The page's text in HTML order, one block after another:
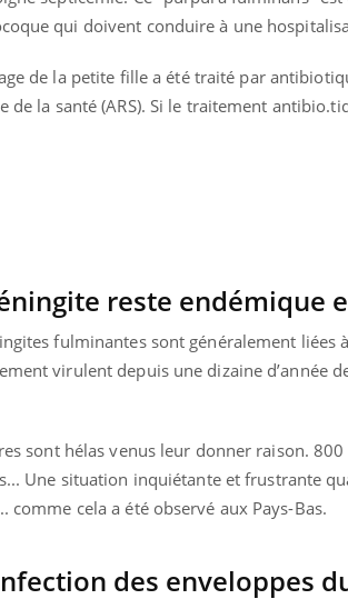
qui doivent conduire à une
de la petite fille a été traité par
de la santé (ARS). Si le traitement
reste endémique
fulminantes sont généralement liées
virulent depuis une dizaine d’année
sont hélas venus leur donner raison.
Une situation inquiétante et frustrante
comme cela a été observé aux Pays-Bas.
des enveloppes
les jours se profile-t-
enfin ?
votre ventre
t-il les premiers de